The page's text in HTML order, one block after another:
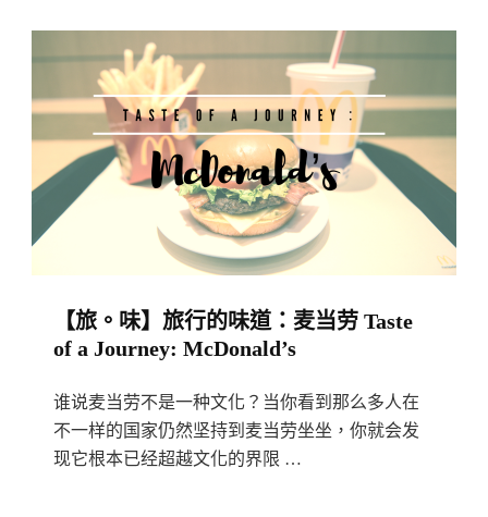
【旅。味】旅行的味道：麦当劳 Taste
of a Journey: McDonald’s
谁说麦当劳不是一种文化？当你看到那么多人在
不一样的国家仍然坚持到麦当劳坐坐，你就会发
现它根本已经超越文化的界限 …